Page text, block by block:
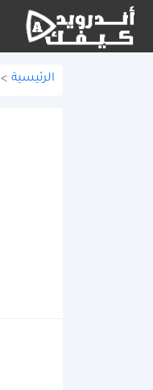
الرئيسية >